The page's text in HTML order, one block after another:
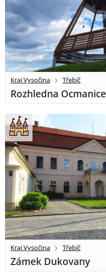
Kraj Vysočina Třebíč
Rozhledna Ocmanice
Kraj Vysočina Třebíč
Zámek Dukovany